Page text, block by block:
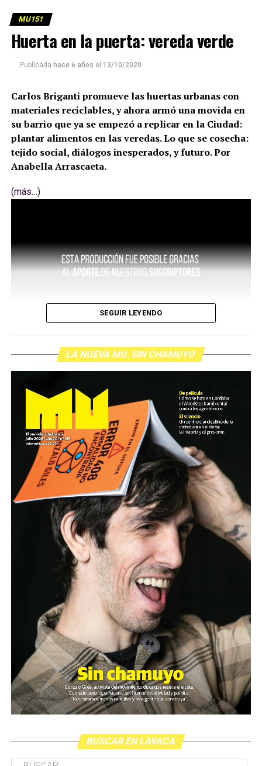
(más…)
MU151
Huerta en la puerta: vereda verde
Publicada hace 6 años el 13/10/2020
Carlos Briganti promueve las huertas urbanas con
materiales reciclables, y ahora armó una movida en
su barrio que ya se empezó a replicar en la Ciudad:
plantar alimentos en las veredas. Lo que se cosecha:
tejido social, diálogos inesperados, y futuro. Por
Anabella Arrascaeta.
(más…)
SEGUIR LEYENDO
LA NUEVA MU. SIN CHAMUYO
BUSCAR EN LAVACA